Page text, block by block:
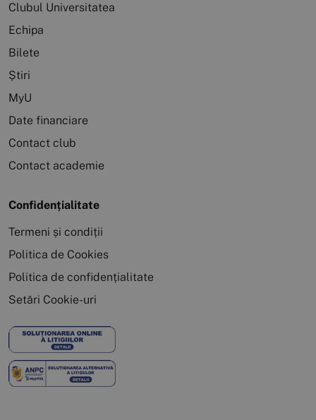
Clubul Universitatea
Echipa
Bilete
Știri
MyU
Date financiare
Contact club
Contact academie
Confidențialitate
Termeni și condiții
Politica de Cookies
Politica de confidențialitate
Setări Cookie-uri